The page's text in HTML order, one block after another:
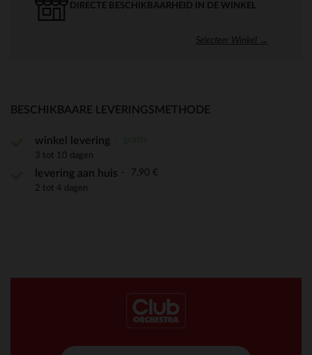
DIRECTE BESCHIKBAARHEID IN DE WINKEL
Selecteer Winkel →
BESCHIKBAARE LEVERINGSMETHODE
winkel levering
3 tot 10 dagen
levering aan huis 7,90 €
2 tot 4 dagen